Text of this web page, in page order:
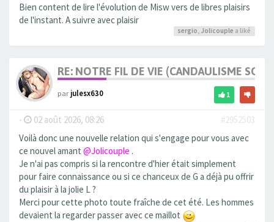
Bien content de lire l'évolution de Misw vers de libres plaisirs
de l'instant. A suivre avec plaisir
sergio, Jolicouple a liké
RE: NOTRE FIL DE VIE (CANDAULISME
parjulesx630 1
- 02 août 2026, 08:26
#2952503
Voilà donc une nouvelle relation qui s'engage pour vous avec
ce nouvel amant @Jolicouple .
Je n'ai pas compris si la rencontre d'hier était simplement
pour faire connaissance ou si ce chanceux de G a déjà pu offrir
du plaisir à la jolie L ?
Merci pour cette photo toute fraîche de cet été. Les hommes
devaient la regarder passer avec ce maillot